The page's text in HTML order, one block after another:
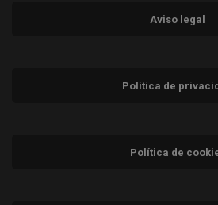
Aviso legal
Política de
Política de